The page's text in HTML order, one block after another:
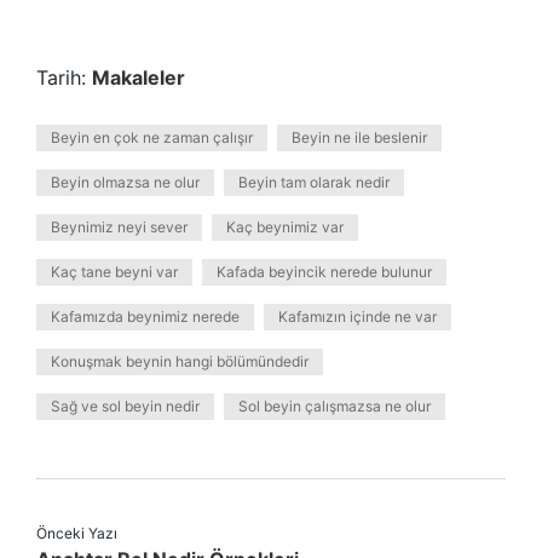
Tarih: Makaleler
Beyin en çok ne zaman çalışır Beyin ne ile beslenir
Beyin olmazsa ne olur Beyin tam olarak nedir
Beynimiz neyi sever Kaç beynimiz var
Kaç tane beyni var Kafada beyincik nerede bulunur
Kafamızda beynimiz nerede Kafamızın içinde ne var
Konuşmak beynin hangi bölümündedir
Sağ ve sol beyin nedir Sol beyin çalışmazsa ne olur
Önceki Yazı